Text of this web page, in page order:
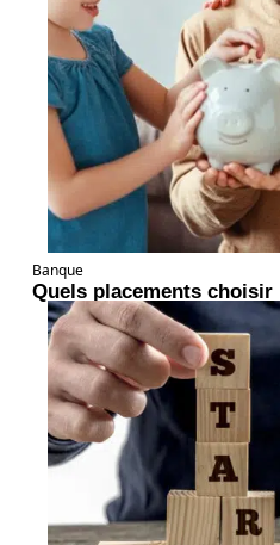
Banque
Quels placements